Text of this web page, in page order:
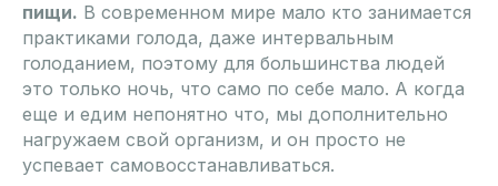
пищи. В современном мире мало кто занимается
практиками голода, даже интервальным
голоданием, поэтому для большинства людей
это только ночь, что само по себе мало. А когда
еще и едим непонятно что, мы дополнительно
нагружаем свой организм, и он просто не
успевает самовосстанавливаться.